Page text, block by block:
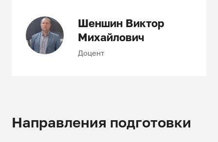
Шеншин Виктор
Михайлович
Доцент
Направления подготовки